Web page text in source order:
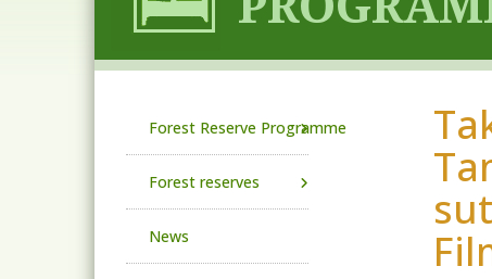
Forest Reserve Programme
Forest reserves
News